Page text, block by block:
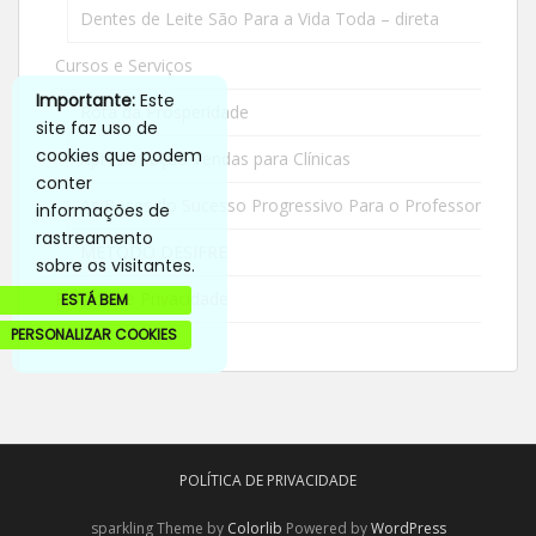
Dentes de Leite São Para a Vida Toda – direta
Cursos e Serviços
Rota da Prosperidade
Apresentação Vendas para Clínicas
As Bases do Sucesso Progressivo Para o Professor
METODO DESIFRE
Política de Privacidade
POLÍTICA DE PRIVACIDADE
sparkling Theme by Colorlib Powered byWordPress
Importante: Este
site faz uso de
cookies que podem
conter
informações de
rastreamento
sobre os visitantes.
ESTÁ BEM
PERSONALIZAR COOKIES